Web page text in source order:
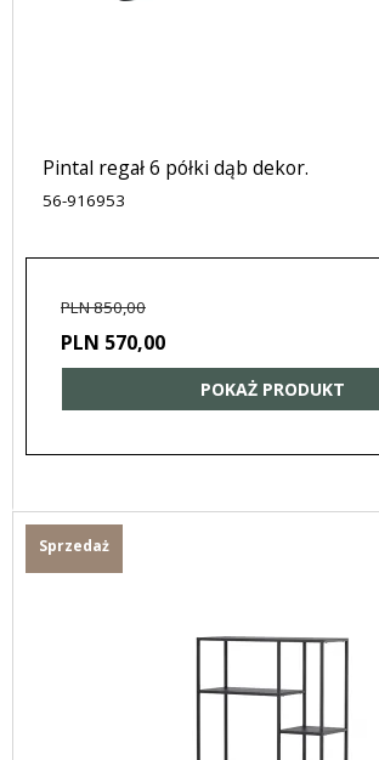
Pintal regał 6 półki dąb dekor.
56-916953
PLN 850,00
PLN 570,00
POKAŻ PRODUKT
Sprzedaż